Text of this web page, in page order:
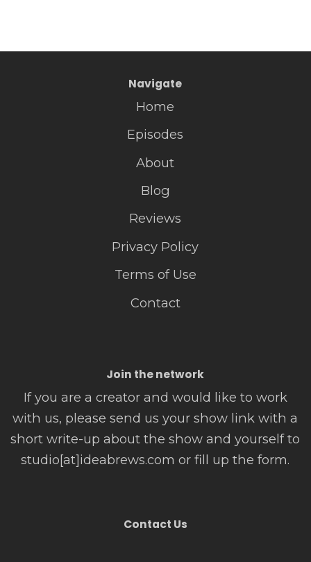
Navigate
Home
Episodes
About
Blog
Reviews
Privacy Policy
Terms of Use
Contact
Join the network
If you are a creator and would like to work
with us, please send us your show link with a
short write-up about the show and yourself to
studio[at]ideabrews.com or fill up the form.
Contact Us